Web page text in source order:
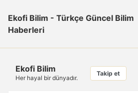
Ekofi Bilim - Türkçe Güncel Bilim
Haberleri
Ekofi Bilim
Her hayal bir dünyadır.
Takip et